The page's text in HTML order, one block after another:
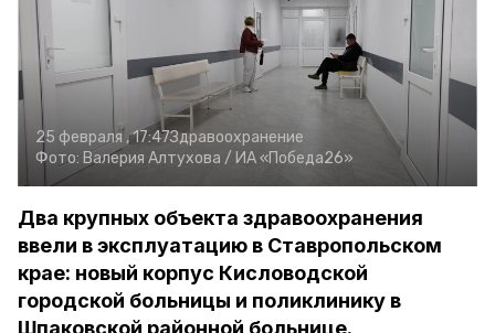
25 февраля , 17:47Здравоохранение
Фото:Валерия Алтухова / ИА «Победа26»
Два крупных объекта здравоохранения
ввели в эксплуатацию в Ставропольском
крае: новый корпус Кисловодской
городской больницы и поликлинику в
Шпаковской районной больнице.